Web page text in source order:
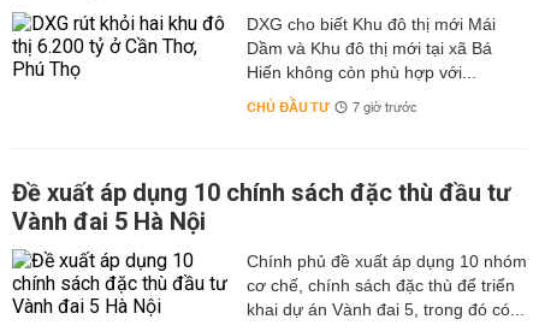
DXG cho biết Khu đô thị mới Mái
Dầm và Khu đô thị mới tại xã Bá
Hiến không còn phù hợp với...
CHỦ ĐẦU TƯ 7 giờ trước
Đề xuất áp dụng 10 chính sách đặc thù đầu tư
Vành đai 5 Hà Nội
Chính phủ đề xuất áp dụng 10 nhóm
cơ chế, chính sách đặc thù để triển
khai dự án Vành đai 5, trong đó có...